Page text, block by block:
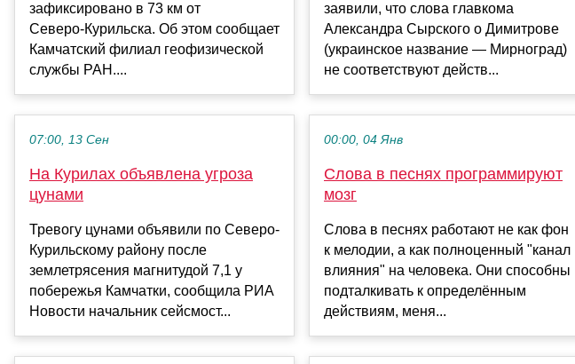
зафиксировано в 73 км от
Северо‑Курильска. Об этом сообщает
Камчатский филиал геофизической
службы РАН....
07:00, 13 Сен
На Курилах объявлена угроза
цунами
Тревогу цунами объявили по Северо-
Курильскому району после
землетрясения магнитудой 7,1 у
побережья Камчатки, сообщила РИА
Новости начальник сейсмост...
заявили, что слова главкома
Александра Сырского о Димитрове
(украинское название — Мирноград)
не соответствуют действ...
00:00, 04 Янв
Слова в песнях программируют
мозг
Слова в песнях работают не как фон
к мелодии, а как полноценный "канал
влияния" на человека. Они способны
подталкивать к определённым
действиям, меня...